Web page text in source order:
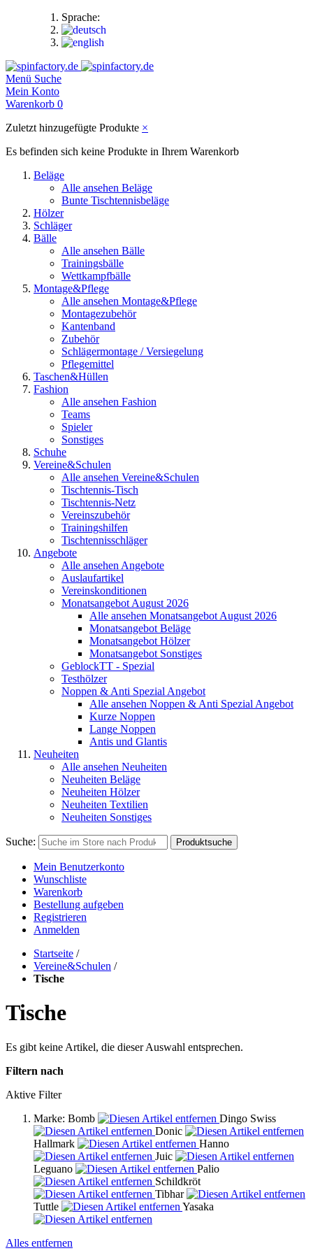
Sprache:
Menü Suche
Mein Konto
Warenkorb 0
Zuletzt hinzugefügte Produkte ×
Es befinden sich keine Produkte in Ihrem Warenkorb
Beläge
Alle ansehen Beläge
Bunte Tischtennisbeläge
Hölzer
Schläger
Bälle
Alle ansehen Bälle
Trainingsbälle
Wettkampfbälle
Montage&Pflege
Alle ansehen Montage&Pflege
Montagezubehör
Kantenband
Zubehör
Schlägermontage / Versiegelung
Pflegemittel
Taschen&Hüllen
Fashion
Alle ansehen Fashion
Teams
Spieler
Sonstiges
Schuhe
Vereine&Schulen
Alle ansehen Vereine&Schulen
Tischtennis-Tisch
Tischtennis-Netz
Vereinszubehör
Trainingshilfen
Tischtennisschläger
Angebote
Alle ansehen Angebote
Auslaufartikel
Vereinskonditionen
Monatsangebot August 2026
Alle ansehen Monatsangebot August 2026
Monatsangebot Beläge
Monatsangebot Hölzer
Monatsangebot Sonstiges
GeblockTT - Spezial
Testhölzer
Noppen & Anti Spezial Angebot
Alle ansehen Noppen & Anti Spezial Angebot
Kurze Noppen
Lange Noppen
Antis und Glantis
Neuheiten
Alle ansehen Neuheiten
Neuheiten Beläge
Neuheiten Hölzer
Neuheiten Textilien
Neuheiten Sonstiges
Suche: Produktsuche
Mein Benutzerkonto
Wunschliste
Warenkorb
Bestellung aufgeben
Registrieren
Anmelden
Startseite /
Vereine&Schulen /
Tische
Tische
Es gibt keine Artikel, die dieser Auswahl entsprechen.
Filtern nach
Aktive Filter
Marke: Bomb
Dingo Swiss
Donic
Hallmark
Hanno
Juic
Leguano
Palio
Schildkröt
Tibhar
Tuttle
Yasaka
Alles entfernen